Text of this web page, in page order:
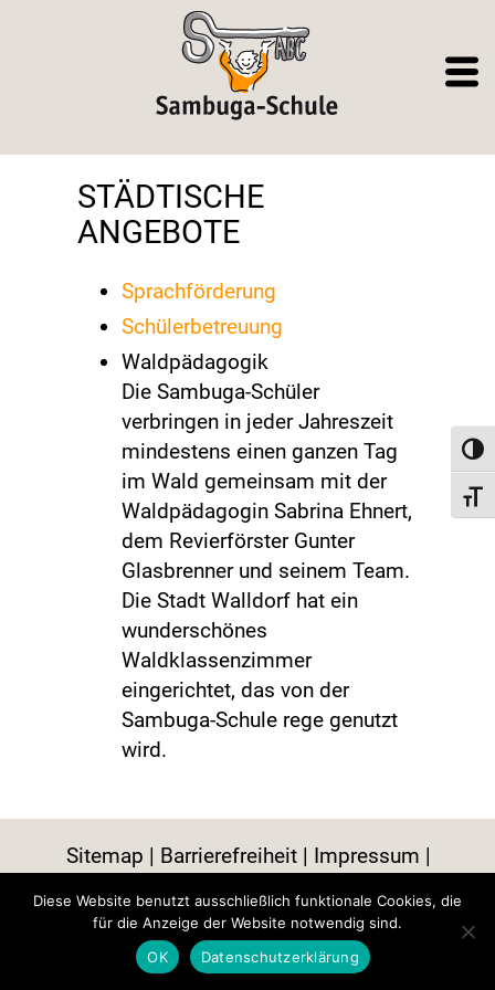
STÄDTISCHE
ANGEBOTE
Sprachförderung
Schülerbetreuung
Waldpädagogik
Die Sambuga-Schüler
verbringen in jeder Jahreszeit
mindestens einen ganzen Tag
im Wald gemeinsam mit der
Waldpädagogin Sabrina Ehnert,
dem Revierförster Gunter
Glasbrenner und seinem Team.
Die Stadt Walldorf hat ein
wunderschönes
Waldklassenzimmer
eingerichtet, das von der
Sambuga-Schule rege genutzt
wird.
Sitemap Barrierefreiheit
Impressum
Diese Website benutzt ausschließlich funktionale Cookies, die
für die Anzeige der Website notwendig sind.
OK
Datenschutzerklärung